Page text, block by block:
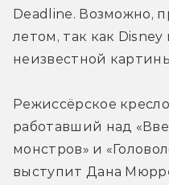
Deadline. Возможно,
летом, так как
неизвестной
Режиссёрское
работавший над
монстров» и
выступит Дана